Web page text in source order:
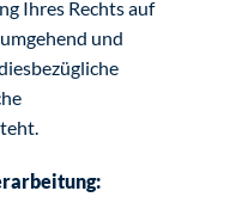
Ihres Rechts auf
und